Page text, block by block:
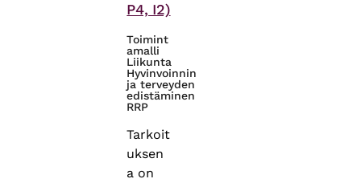
P4, I2)
Toimint
amalli
Liikunta
Hyvinvoinnin
ja terveyden
edistäminen
RRP
Tarkoit
uksen
a on